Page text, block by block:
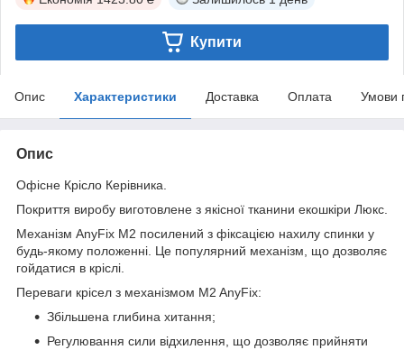
Купити
Опис Характеристики Доставка Оплата Умови
Опис
Офісне Крісло Керівника.
Покриття виробу виготовлене з якісної тканини екошкіри Люкс.
Механізм AnyFix М2 посилений з фіксацією нахилу спинки у
будь-якому положенні. Це популярний механізм, що дозволяє
гойдатися в кріслі.
Переваги крісел з механізмом M2 AnyFix:
Збільшена глибина хитання;
Регулювання сили відхилення, що дозволяє прийняти